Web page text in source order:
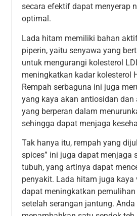
secara efektif dapat menyerap
optimal.
Lada hitam memiliki bahan
piperin, yaitu senyawa yang
untuk mengurangi kolesterol
meningkatkan kadar kolesterol
Rempah serbaguna ini juga
yang kaya akan antiosidan dan
yang berperan dalam
sehingga dapat menjaga
Tak hanya itu, rempah yang
spices” ini juga dapat menjaga
tubuh, yang artinya dapat
penyakit. Lada hitam juga kaya
dapat meningkatkan
setelah serangan jantung. Anda